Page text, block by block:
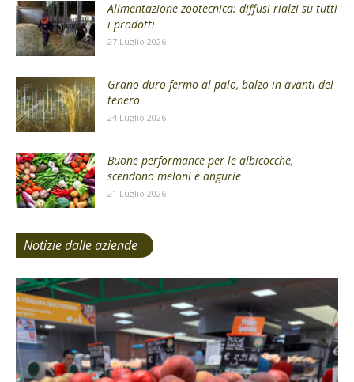
Alimentazione zootecnica: diffusi rialzi su tutti
i prodotti
27 Luglio 2026
Grano duro fermo al palo, balzo in avanti del
tenero
24 Luglio 2026
Buone performance per le albicocche,
scendono meloni e angurie
21 Luglio 2026
Notizie dalle aziende